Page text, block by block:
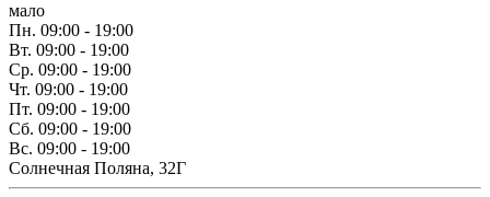
мало
Пн. 09:00 - 19:00
Вт. 09:00 - 19:00
Ср. 09:00 - 19:00
Чт. 09:00 - 19:00
Пт. 09:00 - 19:00
Сб. 09:00 - 19:00
Вс. 09:00 - 19:00
Солнечная Поляна, 32Г